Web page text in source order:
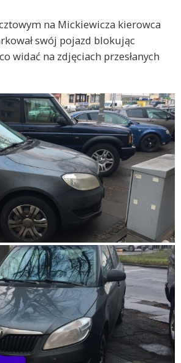
na Mickiewicza kierowca
swój pojazd blokując
widać na zdjęciach przesłanych